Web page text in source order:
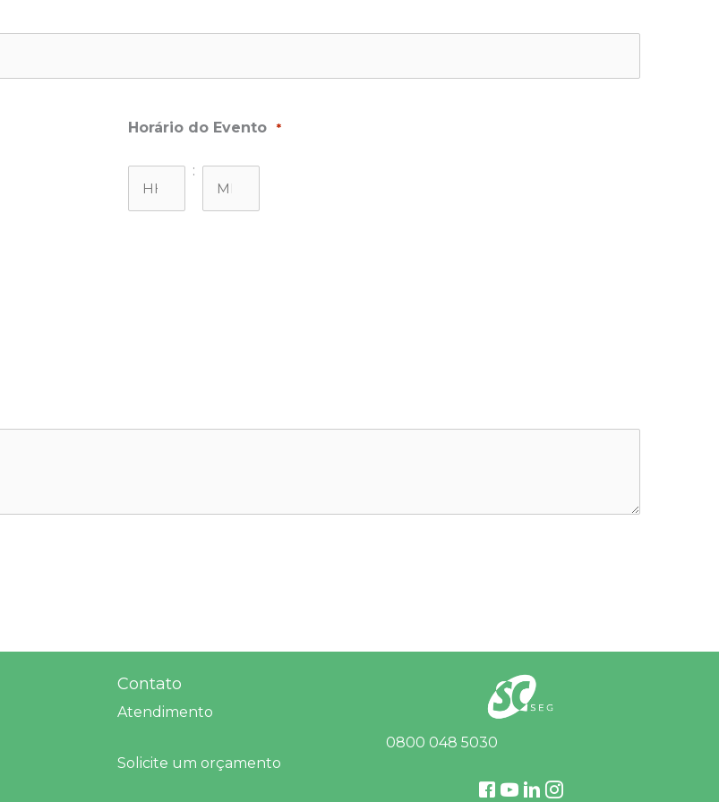
Horário do Evento *
: Minutos
Contato
Atendimento
Solicite um orçamento
0800 048 5030